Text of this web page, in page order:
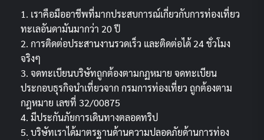
1. เราคือมืออาชีพที่มากประสบการณ์เกี่ยวกับการท่องเที่ยว
ทะเลอันดามันมากว่า 20 ปี
2. การติดต่อประสานงานรวดเร็ว และติดต่อได้ 24 ชั่วโมง
จริงๆ
3. จดทะเบียนบริษัทถูกต้องตามกฏหมาย จดทะเบียน
ประกอบธุรกิจนำเที่ยวจาก กรมการท่องเที่ยว ถูกต้องตาม
กฎหมาย เลขที่ 32/00875
4. มีประกันภัยการเดินทางตลอดทริป
5. บริษัทเราได้มาตรฐานด้านความปลอดภัยด้านการท่อง